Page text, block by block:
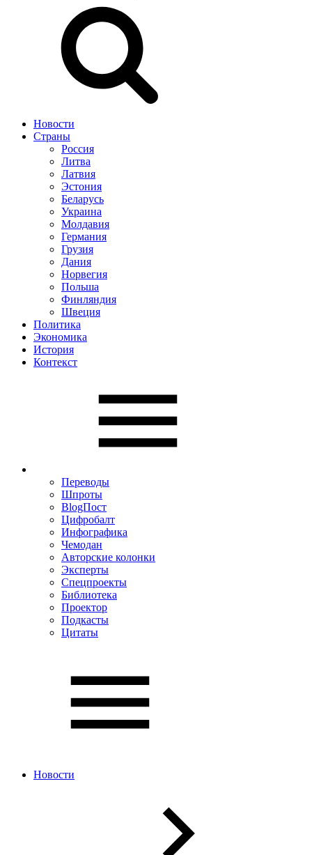
Новости
Страны
Россия
Литва
Латвия
Эстония
Беларусь
Украина
Молдавия
Германия
Грузия
Дания
Норвегия
Польша
Финляндия
Швеция
Политика
Экономика
История
Контекст
Переводы
Шпроты
BlogПост
Цифробалт
Инфографика
Чемодан
Авторские колонки
Эксперты
Спецпроекты
Библиотека
Проектор
Подкасты
Цитаты
Новости